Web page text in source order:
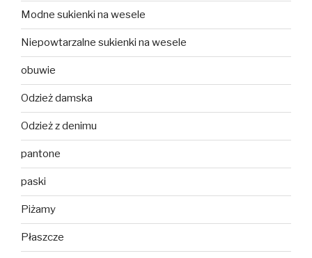
Modne sukienki na wesele
Niepowtarzalne sukienki na wesele
obuwie
Odzież damska
Odzież z denimu
pantone
paski
Piżamy
Płaszcze